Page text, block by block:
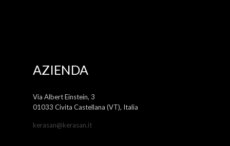
AZIENDA
Via Albert Einstein, 3
01033 Civita Castellana (VT), Italia
kerasan@kerasan.it